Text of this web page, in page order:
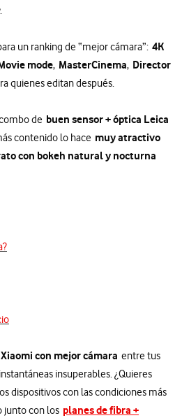
.
un ranking de “mejor cámara”: 4K
mode, MasterCinema, Director
quienes editan después.
de buen sensor + óptica Leica
contenido lo hace muy atractivo
con bokeh natural y nocturna
Xiaomi con mejor cámara entre tus
insuperables. ¿Quieres
dispositivos con las condiciones más
junto con los planes de fibra +